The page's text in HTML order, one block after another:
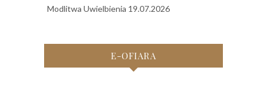
Modlitwa Uwielbienia 19.07.2026
E-OFIARA